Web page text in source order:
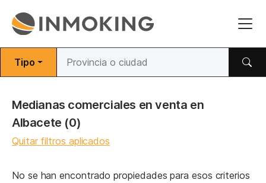
Tipo
Medianas comerciales en venta en
Albacete (0)
Quitar filtros aplicados
No se han encontrado propiedades para esos criterios